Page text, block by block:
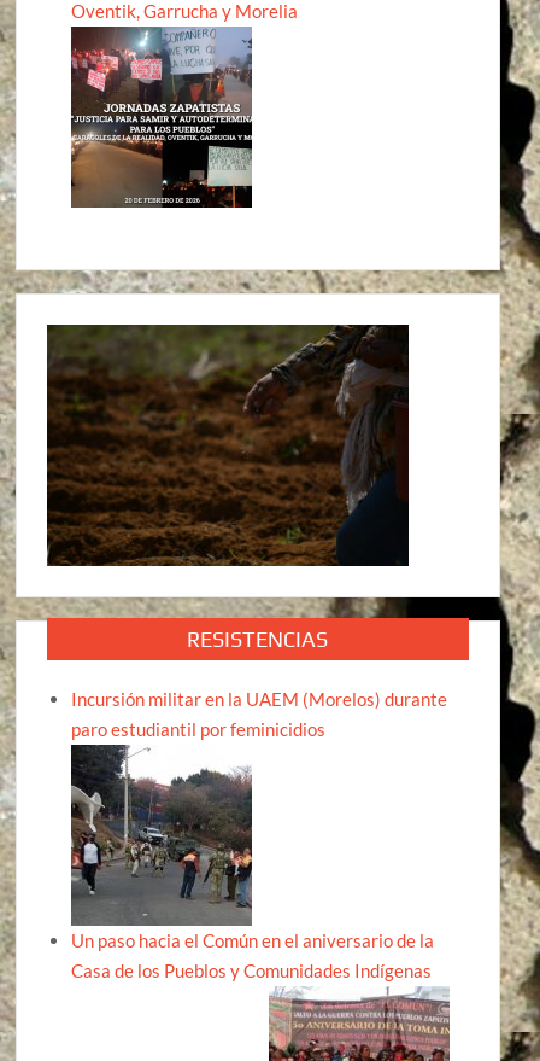
Oventik, Garrucha y Morelia
RESISTENCIAS
Incursión militar en la UAEM (Morelos) durante
paro estudiantil por feminicidios
Un paso hacia el Común en el aniversario de la
Casa de los Pueblos y Comunidades Indígenas